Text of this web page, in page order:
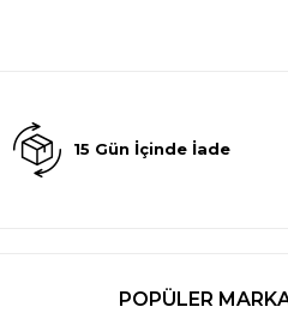
15 Gün İçinde İade
POPÜLER